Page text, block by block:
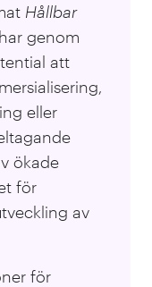
Hållbar
genom
att
eller
ökade
för
av
för